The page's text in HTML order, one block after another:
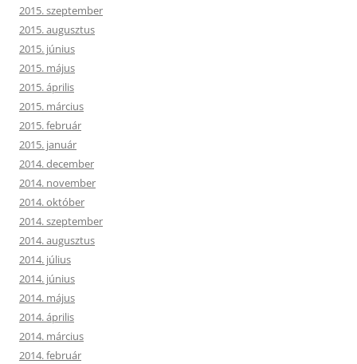
2015. szeptember
2015. augusztus
2015. június
2015. május
2015. április
2015. március
2015. február
2015. január
2014. december
2014. november
2014. október
2014. szeptember
2014. augusztus
2014. július
2014. június
2014. május
2014. április
2014. március
2014. február